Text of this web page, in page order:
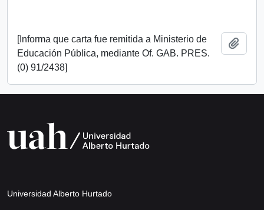
[Informa que carta fue remitida a Ministerio de
Educación Pública, mediante Of. GAB. PRES.
(0) 91/2438]
Universidad Alberto Hurtado